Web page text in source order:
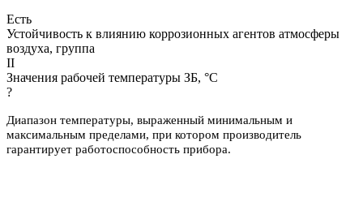
Есть
Устойчивость к влиянию коррозионных агентов атмосферы
воздуха, группа
II
Значения рабочей температуры ЗБ, °С
?
Диапазон температуры, выраженный минимальным и
максимальным пределами, при котором производитель
гарантирует работоспособность прибора.